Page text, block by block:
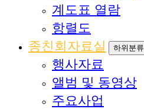
계도표 열람
항렬도
종친회자료실
하위분류
행사자료
앨범 및 동영상
주요사업